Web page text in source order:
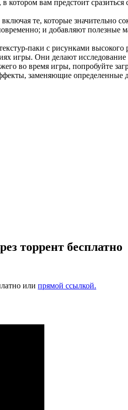
вам предстоит
те, которые значительно
и добавляют
паки с рисунками
игры. Они делают
во время игры, попробуйте
заменяющие определенные
торрент бесплатно
или прямой ссылкой.